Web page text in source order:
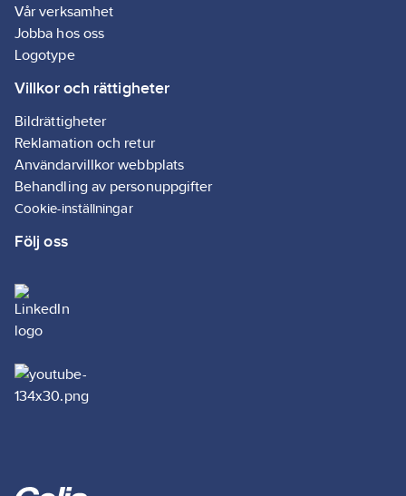
Vår verksamhet
Jobba hos oss
Logotype
Villkor och rättigheter
Bildrättigheter
Reklamation och retur
Användarvillkor webbplats
Behandling av personuppgifter
Cookie-inställningar
Följ oss